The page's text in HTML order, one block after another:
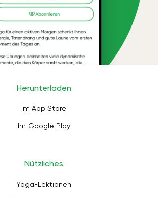
Herunterladen
Im App Store
Im Google Play
Nützliches
Yoga-Lektionen